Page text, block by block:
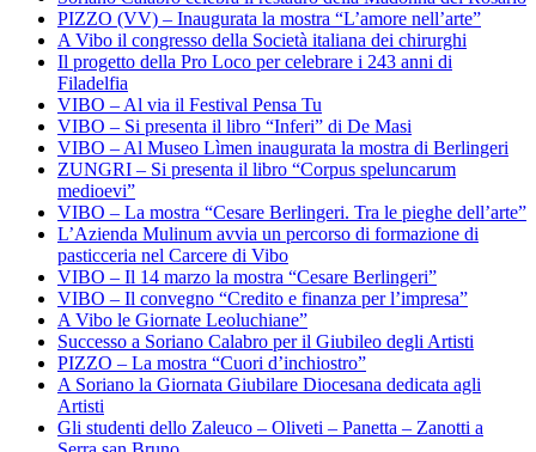
PIZZO (VV) – Inaugurata la mostra “L’amore nell’arte”
A Vibo il congresso della Società italiana dei chirurghi
Il progetto della Pro Loco per celebrare i 243 anni di
Filadelfia
VIBO – Al via il Festival Pensa Tu
VIBO – Si presenta il libro “Inferi” di De Masi
VIBO – Al Museo Lìmen inaugurata la mostra di Berlingeri
ZUNGRI – Si presenta il libro “Corpus speluncarum
medioevi”
VIBO – La mostra “Cesare Berlingeri. Tra le pieghe dell’arte”
L’Azienda Mulinum avvia un percorso di formazione di
pasticceria nel Carcere di Vibo
VIBO – Il 14 marzo la mostra “Cesare Berlingeri”
VIBO – Il convegno “Credito e finanza per l’impresa”
A Vibo le Giornate Leoluchiane”
Successo a Soriano Calabro per il Giubileo degli Artisti
PIZZO – La mostra “Cuori d’inchiostro”
A Soriano la Giornata Giubilare Diocesana dedicata agli
Artisti
Gli studenti dello Zaleuco – Oliveti – Panetta – Zanotti a